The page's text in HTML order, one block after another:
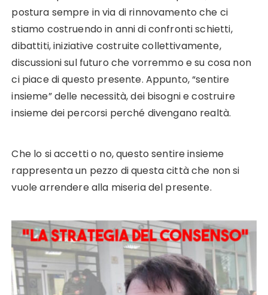
postura sempre in via di rinnovamento che ci
stiamo costruendo in anni di confronti schietti,
dibattiti, iniziative costruite collettivamente,
discussioni sul futuro che vorremmo e su cosa non
ci piace di questo presente. Appunto, “sentire
insieme” delle necessità, dei bisogni e costruire
insieme dei percorsi perché divengano realtà.
Che lo si accetti o no, questo sentire insieme
rappresenta un pezzo di questa città che non si
vuole arrendere alla miseria del presente.